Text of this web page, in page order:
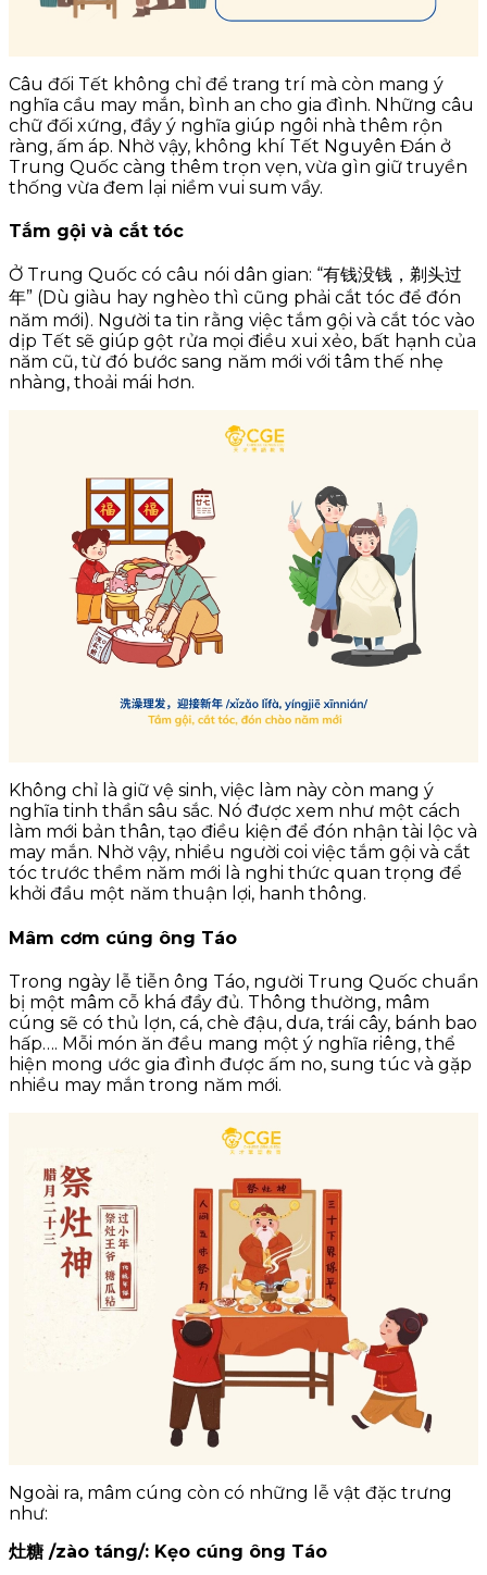
Câu đối Tết không chỉ để trang trí mà còn mang ý
nghĩa cầu may mắn, bình an cho gia đình. Những câu
chữ đối xứng, đầy ý nghĩa giúp ngôi nhà thêm rộn
ràng, ấm áp. Nhờ vậy, không khí Tết Nguyên Đán ở
Trung Quốc càng thêm trọn vẹn, vừa gìn giữ truyền
thống vừa đem lại niềm vui sum vầy.
Tắm gội và cắt tóc
Ở Trung Quốc có câu nói dân gian: “有钱没钱，剃头过
年” (Dù giàu hay nghèo thì cũng phải cắt tóc để đón
năm mới). Người ta tin rằng việc tắm gội và cắt tóc vào
dịp Tết sẽ giúp gột rửa mọi điều xui xẻo, bất hạnh của
năm cũ, từ đó bước sang năm mới với tâm thế nhẹ
nhàng, thoải mái hơn.
Không chỉ là giữ vệ sinh, việc làm này còn mang ý
nghĩa tinh thần sâu sắc. Nó được xem như một cách
làm mới bản thân, tạo điều kiện để đón nhận tài lộc và
may mắn. Nhờ vậy, nhiều người coi việc tắm gội và cắt
tóc trước thềm năm mới là nghi thức quan trọng để
khởi đầu một năm thuận lợi, hanh thông.
Mâm cơm cúng ông Táo
Trong ngày lễ tiễn ông Táo, người Trung Quốc chuẩn
bị một mâm cỗ khá đầy đủ. Thông thường, mâm
cúng sẽ có thủ lợn, cá, chè đậu, dưa, trái cây, bánh bao
hấp…. Mỗi món ăn đều mang một ý nghĩa riêng, thể
hiện mong ước gia đình được ấm no, sung túc và gặp
nhiều may mắn trong năm mới.
Ngoài ra, mâm cúng còn có những lễ vật đặc trưng
như:
灶糖 /zào táng/: Kẹo cúng ông Táo